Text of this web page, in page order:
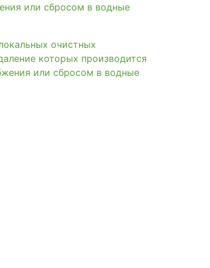
или сбросом в водные
очистных
которых производится
или сбросом в водные